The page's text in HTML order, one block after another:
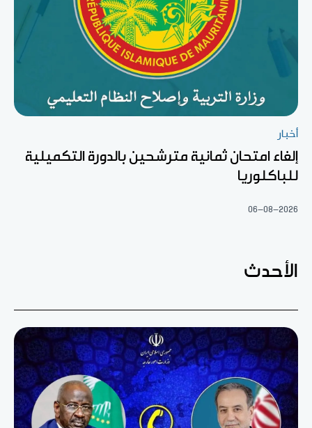
أخبار
إلغاء امتحان ثمانية مترشحين بالدورة التكميلية
للباكلوريا
06-08-2026
الأحدث